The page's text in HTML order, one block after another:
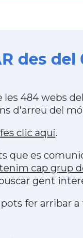
des del
les 484 webs
d'arreu del
fes clic aquí.
que es
cap grup
gent
fer arribar a